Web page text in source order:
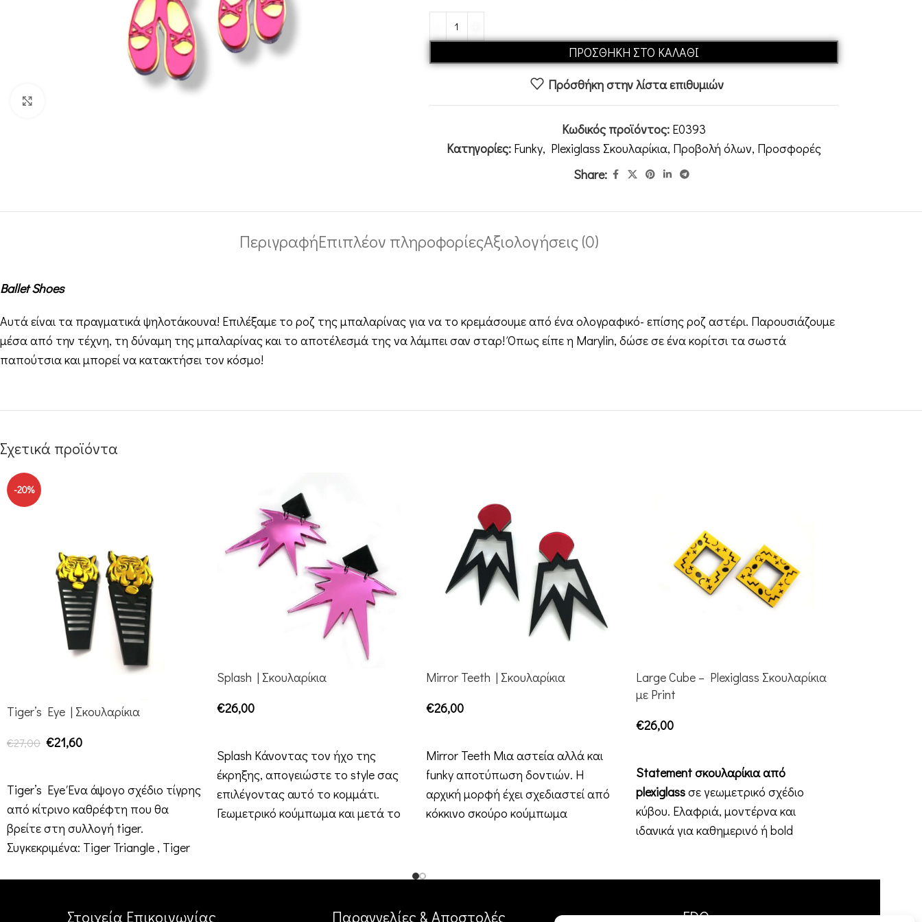
ΠΡΟΣΘΉΚΗ ΣΤΟ ΚΑΛΆΘΙ
Πρόσθήκη στην λίστα επιθυμιών
Κωδικός προϊόντος: E0393
Κατηγορίες: Funky, Plexiglass Σκουλαρίκια, Προβολή όλων, Προσφορές
Share:
ΠεριγραφήΕπιπλέον πληροφορίεςΑξιολογήσεις (0)
Ballet Shoes
Αυτά είναι τα πραγματικά ψηλοτάκουνα! Επιλέξαμε το ροζ της μπαλαρίνας για να το κρεμάσουμε από ένα ολογραφικό- επίσης ροζ αστέρι. Παρουσιάζουμε
μέσα από την τέχνη, τη δύναμη της μπαλαρίνας και το αποτέλεσμά της να λάμπει σαν σταρ! Όπως είπε η Marylin, δώσε σε ένα κορίτσι τα σωστά
παπούτσια και μπορεί να κατακτήσει τον κόσμο!
Σχετικά προϊόντα
-20%
Tiger’s Eye | Σκουλαρίκια
€27,00 €21,60
Tiger’s Eye Ένα άψογο σχέδιο τίγρης
από κίτρινο καθρέφτη που θα
βρείτε στη συλλογή tiger.
Συγκεκριμένα: Tiger Triangle , Tiger
Splash | Σκουλαρίκια
€26,00
Splash Κάνοντας τον ήχο της
έκρηξης, απογειώστε το style σας
επιλέγοντας αυτό το κομμάτι.
Γεωμετρικό κούμπωμα και μετά το
Mirror Teeth | Σκουλαρίκια
€26,00
Mirror Teeth Μια αστεία αλλά και
funky αποτύπωση δοντιών. Η
αρχική μορφή έχει σχεδιαστεί από
κόκκινο σκούρο κούμπωμα
Large Cube – Plexiglass Σκουλαρίκια
με Print
€26,00
Statement σκουλαρίκια από
plexiglassσε γεωμετρικό σχέδιο
κύβου. Ελαφριά, μοντέρνα και
ιδανικά για καθημερινό ή bold
Στοιχεία Επικοινωνίας Παραγγελίες & Αποστολές FDQ